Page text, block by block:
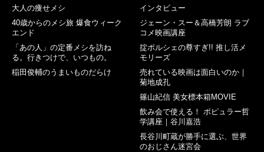
大人の痩せメシ
40歳からのメシ旅 爆食ウィーク
エンド
「あの人」の定番メシを訪ね
る。行きつけで、いつもの。
稲田俊輔のうまいものだらけ
インタビュー
ジェーン・スー＆高橋芳朗 ラブ
コメ映画講座
掟ポルシェの尊すぎ!! 推し活メ
モリーズ
売れている映画は面白いのか｜
菊地成孔
篠山紀信 美女標本箱MOVIE
飲み会で使える！ ポピュラー哲
学講座｜谷川嘉浩
長谷川町蔵が勝手に選ぶ、世界
のおじさん迷宮会